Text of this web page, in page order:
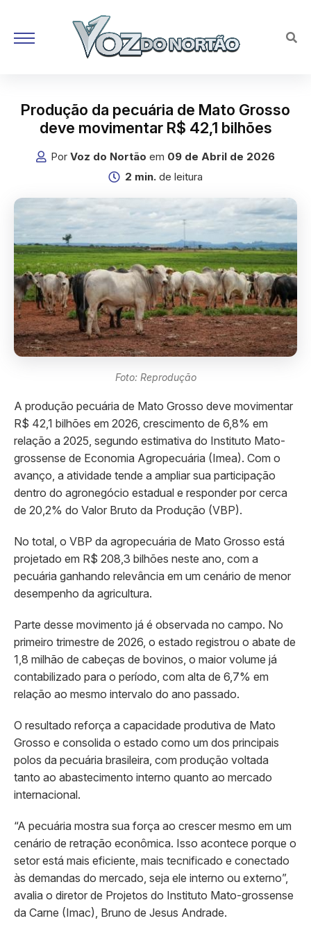
Produção da pecuária de Mato Grosso
deve movimentar R$ 42,1 bilhões
Por Voz do Nortão em 09 de Abril de 2026
2 min. de leitura
Foto: Reprodução
A produção pecuária de Mato Grosso deve movimentar
R$ 42,1 bilhões em 2026, crescimento de 6,8% em
relação a 2025, segundo estimativa do Instituto Mato-
grossense de Economia Agropecuária (Imea). Com o
avanço, a atividade tende a ampliar sua participação
dentro do agronegócio estadual e responder por cerca
de 20,2% do Valor Bruto da Produção (VBP).
No total, o VBP da agropecuária de Mato Grosso está
projetado em R$ 208,3 bilhões neste ano, com a
pecuária ganhando relevância em um cenário de menor
desempenho da agricultura.
Parte desse movimento já é observada no campo. No
primeiro trimestre de 2026, o estado registrou o abate de
1,8 milhão de cabeças de bovinos, o maior volume já
contabilizado para o período, com alta de 6,7% em
relação ao mesmo intervalo do ano passado.
O resultado reforça a capacidade produtiva de Mato
Grosso e consolida o estado como um dos principais
polos da pecuária brasileira, com produção voltada
tanto ao abastecimento interno quanto ao mercado
internacional.
“A pecuária mostra sua força ao crescer mesmo em um
cenário de retração econômica. Isso acontece porque o
setor está mais eficiente, mais tecnificado e conectado
às demandas do mercado, seja ele interno ou externo”,
avalia o diretor de Projetos do Instituto Mato-grossense
da Carne (Imac), Bruno de Jesus Andrade.